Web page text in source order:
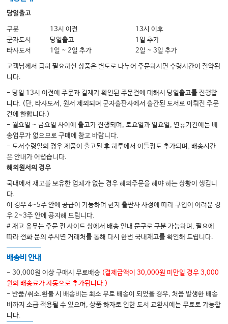
당일출고
구분 13시 이전
13시 이후
군자도서
당일출고
1일 추가
타사도서
1일 ~ 2일 추가 2일 ~ 3일 추가
고객님께서 급히 필요하신 상품은 별도로 나누어 주문하시면 수령시간이 절약됩
니다.
- 당일 13시 이전에 주문과 결제가 확인된 주문건에 대해서 당일출고를 진행합
니다. (단, 타사도서, 원서 제외되며 군자출판사에서 출간된 도서로 이뤄진 주문
건에 한합니다.)
- 월요일 ~ 금요일 사이에 출고가 진행되며, 토요일과 일요일, 연휴기간에는 배
송업무가 없으므로 구매에 참고 바랍니다.
- 도서수령일의 경우 제품이 출고된 후 하루에서 이틀정도 추가되며, 배송시간
은 안내가 어렵습니다.
해외원서의 경우
국내에서 재고를 보유한 업체가 없는 경우 해외주문을 해야 하는 상황이 생깁니
다.
이 경우 4~5주 안에 공급이 가능하며 현지 출판사 사정에 따라 구입이 어려운 경
우 2~3주 안에 공지해 드립니다.
# 재고 유무는 주문 전 사이트 상에서 배송 안내 문구로 구분 가능하며, 필요에
따라 전화 문의 주시면 거래처를 통해 다시 한번 국내재고를 확인해 드립니다.
배송비 안내
- 30,000원 이상 구매시 무료배송 (결제금액이 30,000원 미만일 경우 3,000
원의 배송료가 자동으로 추가됩니다.)
- 반품/취소.환불 시 배송비는 최소 무료 배송이 되었을 경우, 처음 발생한 배송
비까지 소급 적용될 수 있으며, 상품 하자로 인한 도서 교환시에는 무료로 가능합
니다.